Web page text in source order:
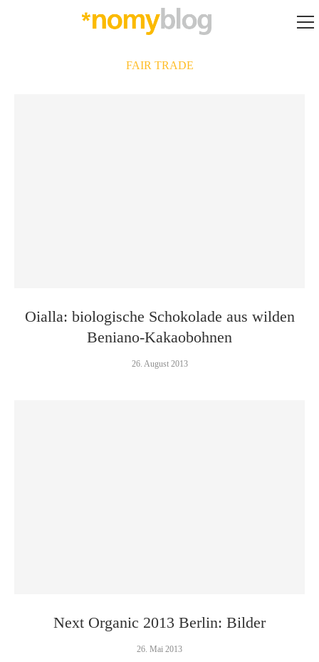
FAIR TRADE
Oialla: biologische Schokolade aus wilden
Beniano-Kakaobohnen
26. August 2013
Next Organic 2013 Berlin: Bilder
26. Mai 2013